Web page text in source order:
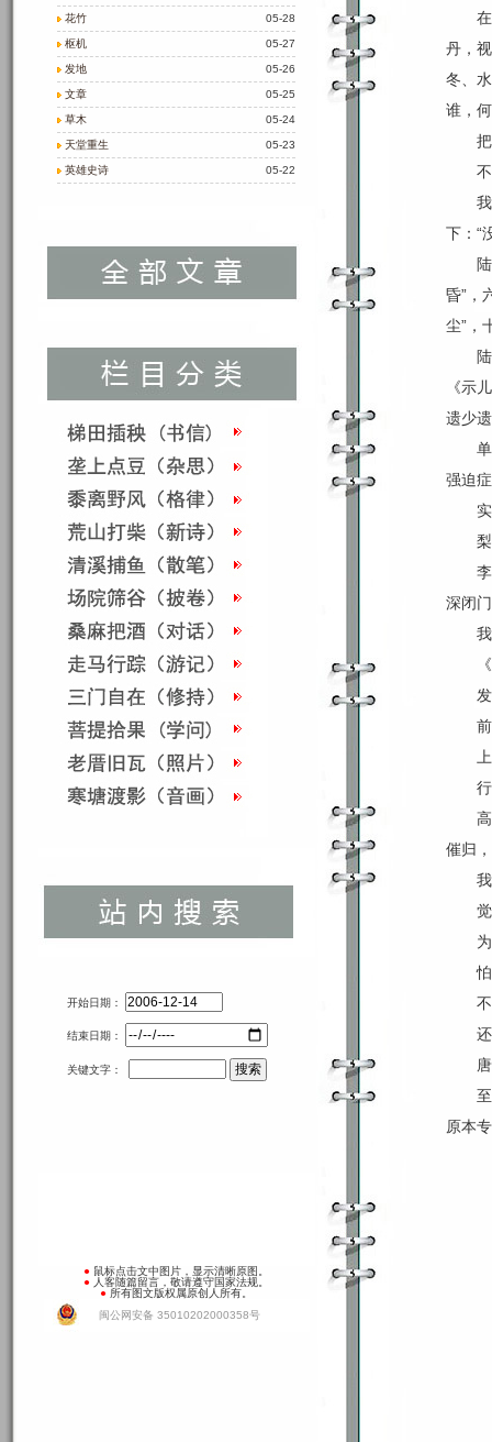
05-28
花竹
05-27
枢机
05-26
发地
05-25
文章
05-24
草木
05-23
天堂重生
05-22
英雄史诗
开始日期：
结束日期：
关键文字：
● 鼠标点击文中图片，显示清晰原图。
● 人客随篇留言，敬请遵守国家法规。
● 所有图文版权属原创人所有。
闽公网安备 35010202000358号
丹，
冬、
谁，
下：“
昏”，
尘”，
《示
遗少
强迫
深闭
催归
原本